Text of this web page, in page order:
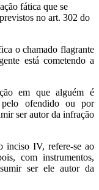
fática que se
no art. 302 do
o chamado flagrante
está cometendo a
em que alguém é
pelo ofendido ou por
ser autor da infração
inciso IV, refere-se ao
com instrumentos,
ser ele autor da